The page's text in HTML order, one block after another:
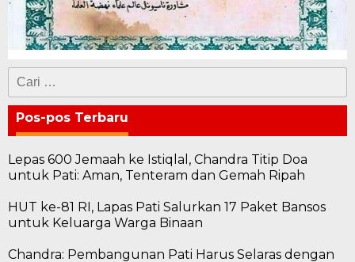
Cari
untuk:
Pos-pos Terbaru
Lepas 600 Jemaah ke Istiqlal, Chandra Titip Doa
untuk Pati: Aman, Tenteram dan Gemah Ripah
HUT ke-81 RI, Lapas Pati Salurkan 17 Paket Bansos
untuk Keluarga Warga Binaan
Chandra: Pembangunan Pati Harus Selaras dengan